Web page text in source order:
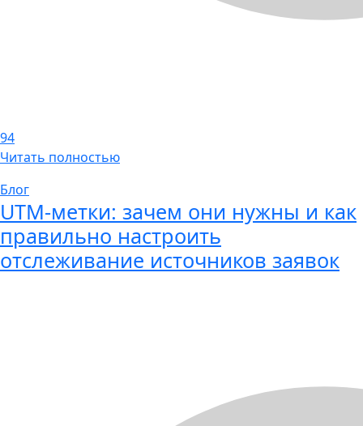
94
Читать полностью
Блог
UTM-метки: зачем они нужны и как
правильно настроить
отслеживание источников заявок